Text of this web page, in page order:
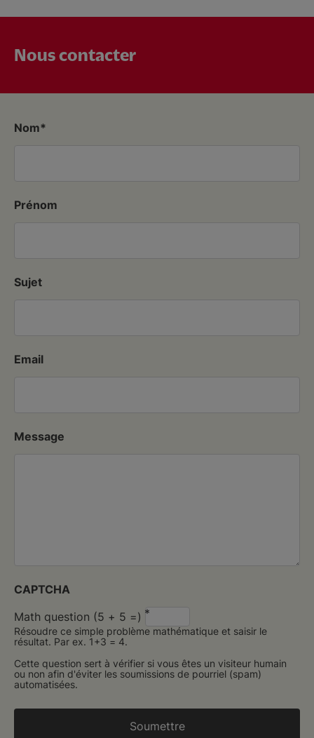
Nous contacter
Nom
Prénom
Sujet
Email
Message
CAPTCHA
Math question (5 + 5 =)
Résoudre ce simple problème mathématique et saisir le
résultat. Par ex. 1+3 = 4.
Cette question sert à vérifier si vous êtes un visiteur humain
ou non afin d'éviter les soumissions de pourriel (spam)
automatisées.